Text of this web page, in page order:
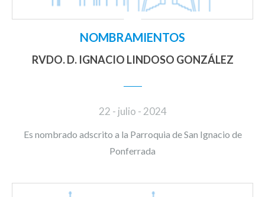
NOMBRAMIENTOS
RVDO. D. IGNACIO LINDOSO GONZÁLEZ
22 - julio - 2024
Es nombrado adscrito a la Parroquia de San Ignacio de
Ponferrada